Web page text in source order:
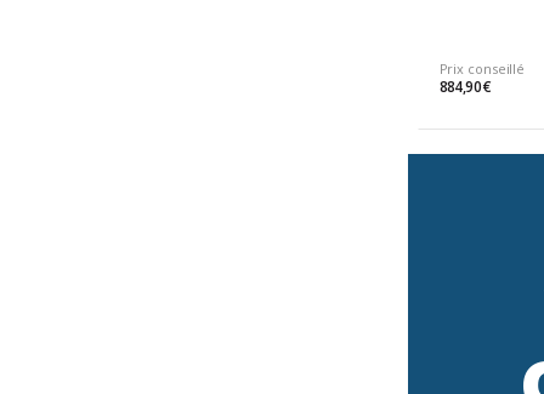
Prix conseillé
884,90 €